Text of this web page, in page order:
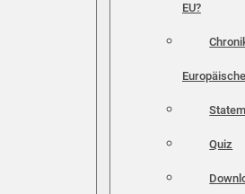
EU?
Quiz